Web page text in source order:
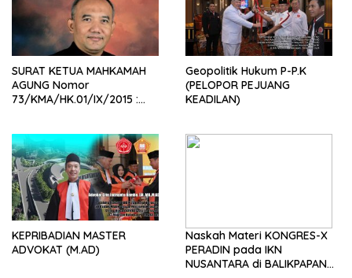
SURAT KETUA MAHKAMAH
AGUNG Nomor
73/KMA/HK.01/IX/2015 :
dan Perwujudan Upaya
Memperoleh Akses Keadilan
Geopolitik Hukum P-P.K
(PELOPOR PEJUANG
KEADILAN)
KEPRIBADIAN MASTER
ADVOKAT (M.AD)
Naskah Materi KONGRES-X
PERADIN pada IKN
NUSANTARA di BALIKPAPAN